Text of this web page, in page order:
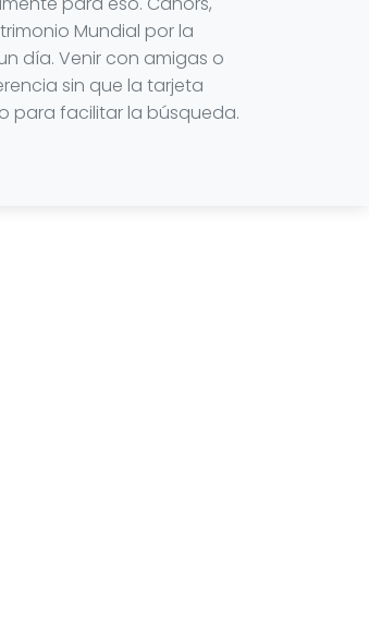
Mundial por la
día. Venir con amigas o
sin que la tarjeta
para facilitar la búsqueda.